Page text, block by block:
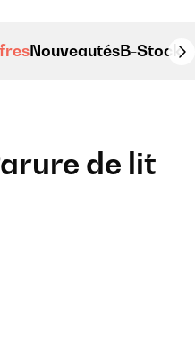
NouveautésB-Stock
de lit